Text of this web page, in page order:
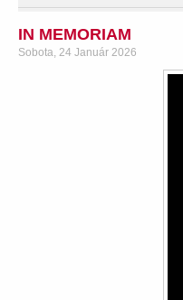
IN MEMORIAM
Sobota, 24 Január 2026